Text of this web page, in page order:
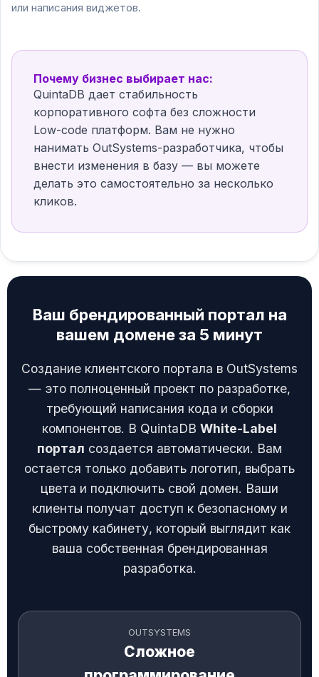
или написания виджетов.
Почему бизнес выбирает нас:
QuintaDB дает стабильность
корпоративного софта без сложности
Low-code платформ. Вам не нужно
нанимать OutSystems-разработчика, чтобы
внести изменения в базу — вы можете
делать это самостоятельно за несколько
кликов.
Ваш брендированный портал на
вашем домене за 5 минут
Создание клиентского портала в OutSystems
— это полноценный проект по разработке,
требующий написания кода и сборки
компонентов. В QuintaDB White-Label
портал создается автоматически. Вам
остается только добавить логотип, выбрать
цвета и подключить свой домен. Ваши
клиенты получат доступ к безопасному и
быстрому кабинету, который выглядит как
ваша собственная брендированная
разработка.
OUTSYSTEMS
Сложное